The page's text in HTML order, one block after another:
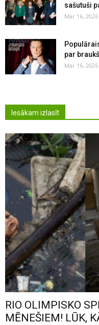
sašutuši
Mar 16, 2026
par
Mar 16, 2026
Iesākam izlasīt
RIO OLIMPISKO
MĒNEŠIEM! LŪK,